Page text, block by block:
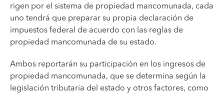
rigen por el sistema de propiedad mancomunada, cada
uno tendrá que preparar su propia declaración de
impuestos federal de acuerdo con las reglas de
propiedad mancomunada de su estado.
Ambos reportarán su participación en los ingresos de
propiedad mancomunada, que se determina según la
legislación tributaria del estado y otros factores, como